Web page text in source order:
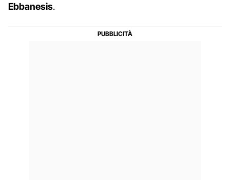
Ebbanesis.